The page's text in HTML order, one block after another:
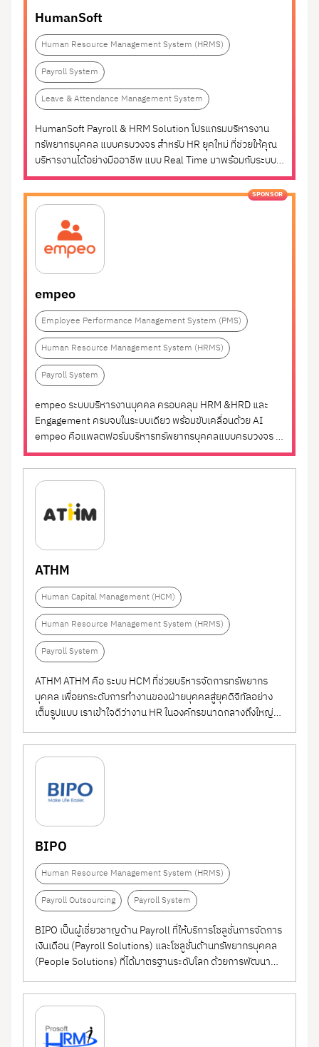
รวมแพลตฟอร์ม HRMS ที่รวมทุกฟังก์ชันสำคัญในการ
บริหารบุคคลไว้ในระบบเดียว ทั้งการจัดเก็บข้อมูล
พนักงาน (เหมือน HRIS), การจัดการเงินเดือน
(Payroll), การลงเวลาและการลา (Attendance &
Leave), การประเมินผลงาน (Performance), การ
สรรหา (Recruitment) และการอบรมพัฒนา (L&D)
ระบบ HRMS ถูกออกแบบมาให้เป็นศูนย์กลางที่ผสาน
ข้อมูลทุกส่วนของ HR ไว้อย่างเป็นระบบ
เหมาะสำหรับองค์กรที่มองหาระบบแบบ All-in-One ที่
สามารถปรับขยายได้ รองรับการเติบโต และช่วยให้ฝ่าย
HR ทำงานได้รวดเร็ว โปร่งใส และมีข้อมูลที่พร้อมใช้
ในการตัดสินใจ
Communication
Learning Management
System (LMS)
(1)
Payroll Outsourcing
Payroll System
Leave & Attendance
Management System
HumanSoft
Human Resource Management System (HRMS)
Payroll System
Leave & Attendance Management System
HumanSoft Payroll & HRM Solution โปรแกรมบริหารงาน
ทรัพยากรบุคคล แบบครบวงจร สำหรับ HR ยุคใหม่ ที่ช่วยให้คุณ
บริหารงานได้อย่างมืออาชีพ แบบ Real Time มาพร้อมกับระบบ
Payroll อัตโนมัติ จัดการได้ไม่ว่าจะเป็นเรื่องยากๆ เช่น การบันทึก
เวลาเข้า-ออกงาน คำนวณเงินเดือน ค่าจ้าง โบนัส เงินเพิ่มหรือเงิน
หักต่างๆ ประเมินพนักงาน ภาษี ณ...
empeo
Employee Performance Management System (PMS)
Human Resource Management System (HRMS)
Payroll System
SPONSOR
empeo ระบบบริหารงานบุคคล ครอบคลุม HRM &HRD และ
Engagement ครบจบในระบบเดียว พร้อมขับเคลื่อนด้วย AI
empeo คือแพลตฟอร์มบริหารทรัพยากรบุคคลแบบครบวงจร ที่
ออกแบบมาเพื่อดูแลพนักงานตลอด Employee Life Cycle
ตั้งแต่ขั้นตอนการสรรหา การพัฒนา ไปจนถึงการสร้างความ
ผูกพันในองค์กร ทำไมต้องใช้ empeo จุดต่างของ empeo คือ
การผสานระบบ...
ATHM
Human Capital Management (HCM)
Human Resource Management System (HRMS)
Payroll System
ATHM ATHM คือ ระบบ HCM ที่ช่วยบริหารจัดการทรัพยากร
บุคคล เพื่อยกระดับการทำงานของฝ่ายบุคคลสู่ยุคดิจิทัลอย่าง
เต็มรูปแบบ เราเข้าใจดีว่างาน HR ในองค์กรขนาดกลางถึงใหญ่
ต้องบริหารทั้ง คน โครงสร้างที่ซับซ้อน และเป้าหมายการเติบโตไป
พร้อมๆ กัน ด้วยศักยภาพของแพลตฟอร์ม All-in-One HCM ที่
ขับเคลื่อนด้วยเทคโนโลยี Agentic AI ทำให้...
BIPO
Human Resource Management System (HRMS)
Payroll Outsourcing
Payroll System
BIPO เป็นผู้เชี่ยวชาญด้าน Payroll ที่ให้บริการโซลูชั่นการจัดการ
เงินเดือน (Payroll Solutions) และโซลูชั่นด้านทรัพยากรบุคคล
(People Solutions) ที่ได้มาตรฐานระดับโลก ด้วยการพัฒนา
และปรับปรุงอย่างต่อเนื่อง บริการของเราจึงมีความยืดหยุ่น
สามารถรองรับองค์กรและธุรกิจทุกขนาด ทั้งในประเทศและข้าม
ประเทศ...